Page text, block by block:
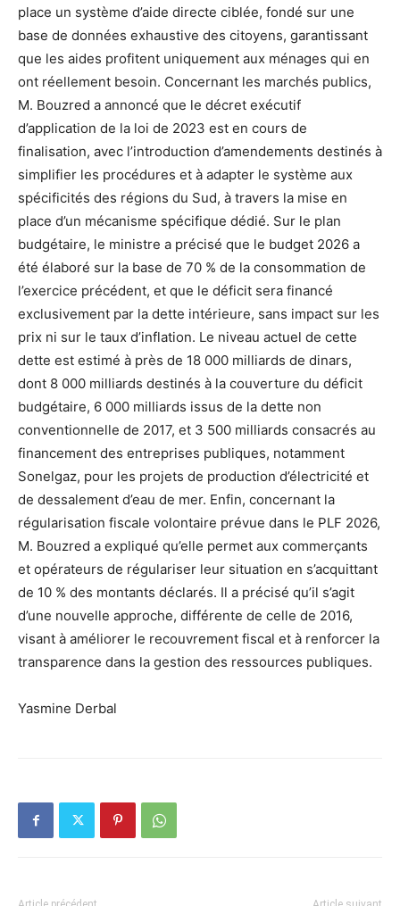
place un système d’aide directe ciblée, fondé sur une
base de données exhaustive des citoyens, garantissant
que les aides profitent uniquement aux ménages qui en
ont réellement besoin. Concernant les marchés publics,
M. Bouzred a annoncé que le décret exécutif
d’application de la loi de 2023 est en cours de
finalisation, avec l’introduction d’amendements destinés à
simplifier les procédures et à adapter le système aux
spécificités des régions du Sud, à travers la mise en
place d’un mécanisme spécifique dédié. Sur le plan
budgétaire, le ministre a précisé que le budget 2026 a
été élaboré sur la base de 70 % de la consommation de
l’exercice précédent, et que le déficit sera financé
exclusivement par la dette intérieure, sans impact sur les
prix ni sur le taux d’inflation. Le niveau actuel de cette
dette est estimé à près de 18 000 milliards de dinars,
dont 8 000 milliards destinés à la couverture du déficit
budgétaire, 6 000 milliards issus de la dette non
conventionnelle de 2017, et 3 500 milliards consacrés au
financement des entreprises publiques, notamment
Sonelgaz, pour les projets de production d’électricité et
de dessalement d’eau de mer. Enfin, concernant la
régularisation fiscale volontaire prévue dans le PLF 2026,
M. Bouzred a expliqué qu’elle permet aux commerçants
et opérateurs de régulariser leur situation en s’acquittant
de 10 % des montants déclarés. Il a précisé qu’il s’agit
d’une nouvelle approche, différente de celle de 2016,
visant à améliorer le recouvrement fiscal et à renforcer la
transparence dans la gestion des ressources publiques.
Yasmine Derbal